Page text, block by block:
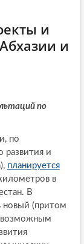
и
и
по
по
развития и
планируется
в
В
новый (притом
возможным